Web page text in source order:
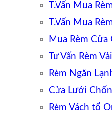
T.Vấn Mua
T.Vấn Mua
Mua Rèm Cửa
Tư Vấn Rèm
Rèm Ngăn
Cửa Lưới
Rèm Vách tổ